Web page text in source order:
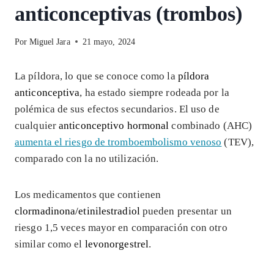
anticonceptivas (trombos)
Por Miguel Jara 21 mayo, 2024
La píldora, lo que se conoce como la píldora
anticonceptiva, ha estado siempre rodeada por la
polémica de sus efectos secundarios. El uso de
cualquieranticonceptivo hormonal combinado (AHC)
aumenta el riesgo de tromboembolismo venoso (TEV),
comparado con la no utilización.
Los medicamentos que contienen
clormadinona/etinilestradiol pueden presentar un
riesgo 1,5 veces mayor en comparación con otro
similar como el levonorgestrel.